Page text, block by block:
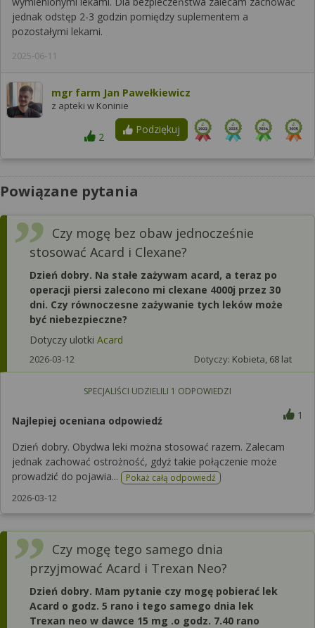
jednak odstęp 2-3 godzin pomiędzy suplementem a
pozostałymi lekami.
2025-06-11
mgr farm Jan Pawełkiewicz
z apteki w Koninie
Podziękuj
2
Powiązane pytania
Czy mogę bez obaw jednocześnie
stosować Acard i Clexane?
Dzień dobry. Na stałe zażywam acard, a teraz po
operacji piersi zalecono mi clexane 4000j przez 30
dni. Czy równoczesne zażywanie tych leków może
być niebezpieczne?
Dotyczy ulotki Acard
2026-03-12 Dotyczy: Kobieta, 68 lat
SPECJALIŚCI UDZIELILI 1 ODPOWIEDZI
Najlepiej oceniana odpowiedź 1
Dzień dobry. Obydwa leki można stosować razem. Zalecam
jednak zachować ostrożność, gdyż takie połączenie może
prowadzić do pojawia...
Pokaż całą odpowiedź
2026-03-12
Czy mogę tego samego dnia
przyjmować Acard i Trexan Neo?
Dzień dobry. Mam pytanie czy mogę pobierać lek
Acard o godz. 5 rano i tego samego dnia lek
Trexan neo w dawce 15 mg .o godz. 7.40 rano